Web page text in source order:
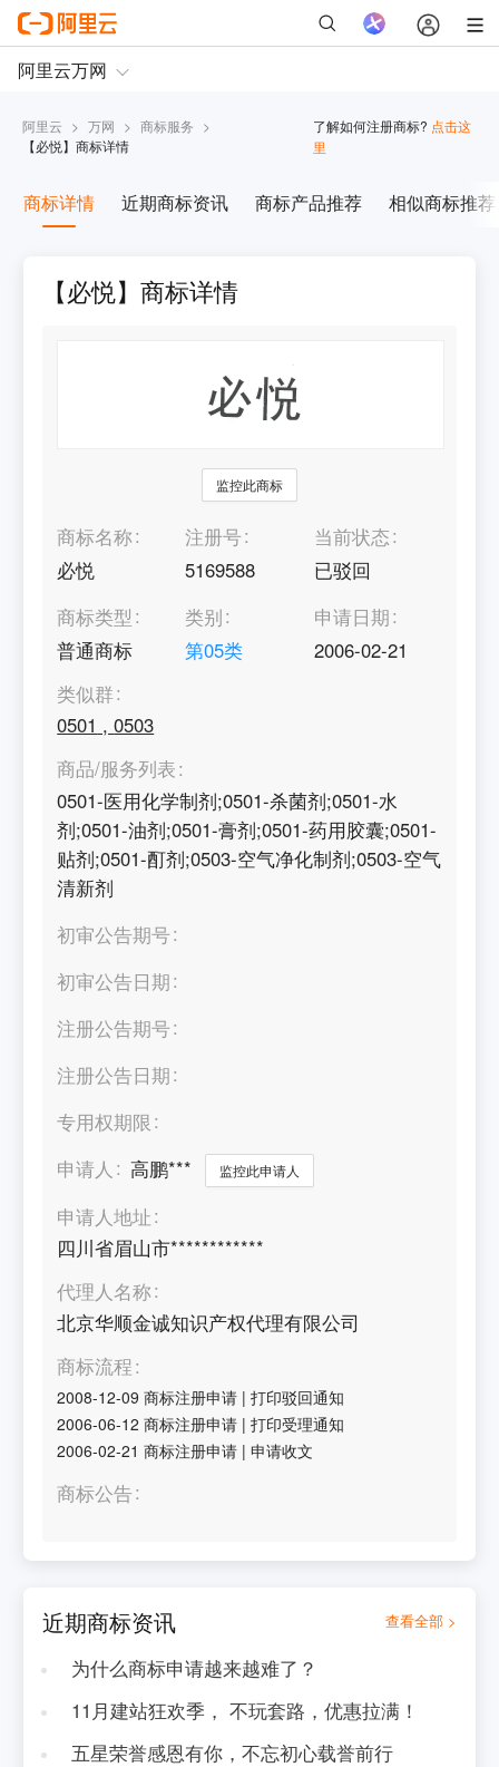
阿里云 > 万网 > 商标服务 >
【必悦】商标详情
了解如何注册商标? 点击这
里
商标详情 近期商标资讯 商标产品推荐 相似商标推荐
【必悦】商标详情
监控此商标
商标名称
必悦
注册号
5169588
当前状态
已驳回
商标类型
普通商标
类别
第05类
申请日期
2006-02-21
类似群
0501 ,0503
商品/服务列表
0501-医用化学制剂;0501-杀菌剂;0501-水
剂;0501-油剂;0501-膏剂;0501-药用胶囊;0501-
贴剂;0501-酊剂;0503-空气净化制剂;0503-空气
清新剂
初审公告期号
初审公告日期
注册公告期号
注册公告日期
专用权期限
申请人
高鹏*** 监控此申请人
申请人地址
四川省眉山市************
代理人名称
北京华顺金诚知识产权代理有限公司
商标流程
2008-12-09 商标注册申请 |打印驳回通知
2006-06-12 商标注册申请 |打印受理通知
2006-02-21 商标注册申请 |申请收文
商标公告
近期商标资讯 查看全部 >
为什么商标申请越来越难了？
11月建站狂欢季， 不玩套路，优惠拉满！
五星荣誉感恩有你，不忘初心载誉前行